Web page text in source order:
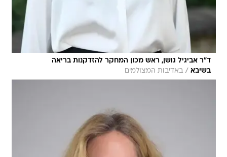
ד"ר אביגיל גושן, ראש מכון המחקר להזדקנות בריאה
בשיבא / באדיבות המצולמים